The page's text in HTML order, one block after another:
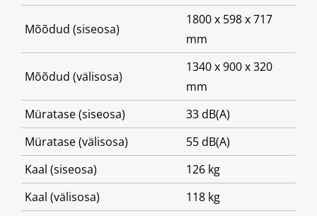
Mõõdud (siseosa)
1800 x 598 x 717
mm
Mõõdud (välisosa)
1340 x 900 x 320
mm
Müratase (siseosa)
33 dB(A)
Müratase (välisosa)
55 dB(A)
Kaal (siseosa)
126 kg
Kaal (välisosa)
118 kg